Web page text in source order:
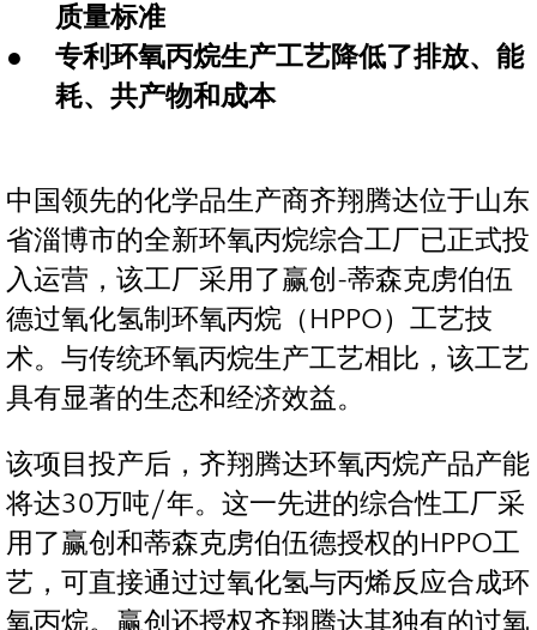
质量标准
专利环氧丙烷生产工艺降低了排放、能
耗、共产物和成本
中国领先的化学品生产商齐翔腾达位于山东
省淄博市的全新环氧丙烷综合工厂已正式投
入运营，该工厂采用了赢创-蒂森克虏伯伍
德过氧化氢制环氧丙烷（HPPO）工艺技
术。与传统环氧丙烷生产工艺相比，该工艺
具有显著的生态和经济效益。
该项目投产后，齐翔腾达环氧丙烷产品产能
将达30万吨/年。这一先进的综合性工厂采
用了赢创和蒂森克虏伯伍德授权的HPPO工
艺，可直接通过过氧化氢与丙烯反应合成环
氧丙烷。赢创还授权齐翔腾达其独有的过氧